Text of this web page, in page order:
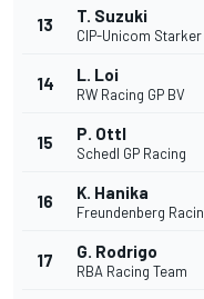
13 T. Suzuki
CIP-Unicom Starker
14 L. Loi
RW Racing GP BV
15 P. Ottl
Schedl GP Racing
16 K. Hanika
Freundenberg
17 G. Rodrigo
RBA Racing Team